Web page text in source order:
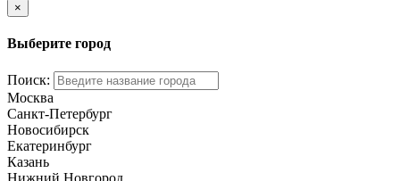
×
Выберите город
Поиск:
Москва
Санкт-Петербург
Новосибирск
Екатеринбург
Казань
Нижний Новгород